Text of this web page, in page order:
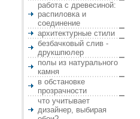
работа с древесиной:
распиловка и
соединение
архитектурные стили
безбачковый слив -
друкшпюлер
полы из натурального
камня
в обстановке
прозрачности
что учитывает
дизайнер, выбирая